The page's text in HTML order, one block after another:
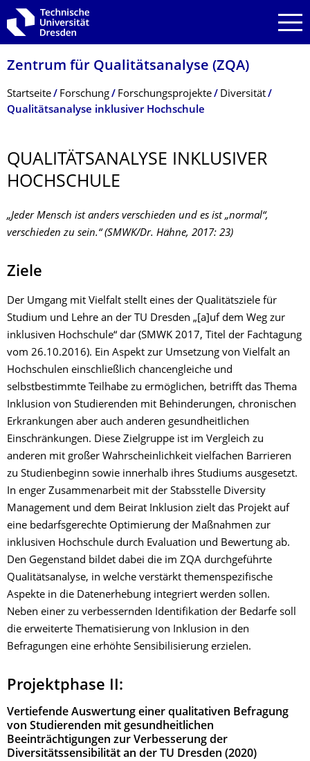
Zur Hauptnavigation springen
Zur Suche springen
Zum Inhalt springen
Zentrum für Qualitätsanalyse (ZQA)
Breadcrumb-Menü
Startseite Forschung Forschungsprojekte
Diversität
Qualitätsanalyse inklusiver Hochschule
QUALITÄTSANALY­SE INKLUSIVER
HOCHSCHULE
„Jeder Mensch ist anders verschieden und es ist „normal“,
verschieden zu sein.“ (SMWK/Dr. Hähne, 2017: 23)
Ziele
Der Umgang mit Vielfalt stellt eines der Qualitätsziele für
Studium und Lehre an der TU Dresden „[a]uf dem Weg zur
inklusiven Hochschule“ dar (SMWK 2017, Titel der Fachtagung
vom 26.10.2016). Ein Aspekt zur Umsetzung von Vielfalt an
Hochschulen einschließlich chancengleiche und
selbstbestimmte Teilhabe zu ermöglichen, betrifft das Thema
Inklusion von Studierenden mit Behinderungen, chronischen
Erkrankungen aber auch anderen gesundheitlichen
Einschränkungen. Diese Zielgruppe ist im Vergleich zu
anderen mit großer Wahrscheinlichkeit vielfachen Barrieren
zu Studienbeginn sowie innerhalb ihres Studiums ausgesetzt.
In enger Zusammenarbeit mit der Stabsstelle Diversity
Management und dem Beirat Inklusion zielt das Projekt auf
eine bedarfsgerechte Optimierung der Maßnahmen zur
inklusiven Hochschule durch Evaluation und Bewertung ab.
Den Gegenstand bildet dabei die im ZQA durchgeführte
Qualitätsanalyse, in welche verstärkt themenspezifische
Aspekte in die Datenerhebung integriert werden sollen.
Neben einer zu verbessernden Identifikation der Bedarfe soll
die erweiterte Thematisierung von Inklusion in den
Befragungen eine erhöhte Sensibilisierung erzielen.
Projektphase II:
Vertiefende Auswertung einer qualitativen Befragung
von Studierenden mit gesundheitlichen
Beeinträchtigungen zur Verbesserung der
Diversitätssensibilität an der TU Dresden (2020)